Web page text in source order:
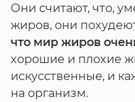
Они считают, что,
жиров, они
что мир жиров
хорошие и плохие
искусственные, и
на организм.